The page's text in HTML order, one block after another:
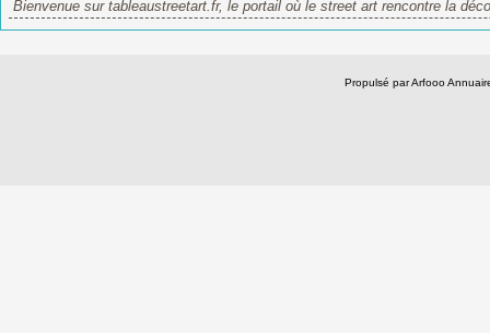
Bienvenue sur tableaustreetart.fr, le portail où le street art rencontre la
Propulsé par Arfooo